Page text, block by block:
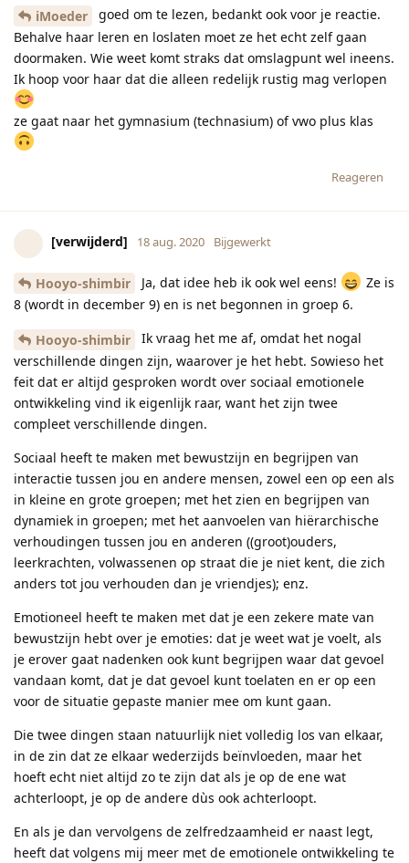
iMoeder
goed om te lezen, bedankt ook voor je reactie.
Behalve haar leren en loslaten moet ze het echt zelf gaan
doormaken. Wie weet komt straks dat omslagpunt wel ineens.
Ik hoop voor haar dat die alleen redelijk rustig mag verlopen
ze gaat naar het gymnasium (technasium) of vwo plus klas
Reageren
[verwijderd] 18 aug. 2020 Bijgewerkt
Hooyo-shimbir Ja, dat idee heb ik ook wel eens!
Ze is
8 (wordt in december 9) en is net begonnen in groep 6.
Hooyo-shimbir
Ik vraag het me af, omdat het nogal
verschillende dingen zijn, waarover je het hebt. Sowieso het
feit dat er altijd gesproken wordt over sociaal emotionele
ontwikkeling vind ik eigenlijk raar, want het zijn twee
compleet verschillende dingen.
Sociaal heeft te maken met bewustzijn en begrijpen van
interactie tussen jou en andere mensen, zowel een op een als
in kleine en grote groepen; met het zien en begrijpen van
dynamiek in groepen; met het aanvoelen van hiërarchische
verhoudingen tussen jou en anderen ((groot)ouders,
leerkrachten, volwassenen op straat die je niet kent, die zich
anders tot jou verhouden dan je vriendjes); enz.
Emotioneel heeft te maken met dat je een zekere mate van
bewustzijn hebt over je emoties: dat je weet wat je voelt, als
je erover gaat nadenken ook kunt begrijpen waar dat gevoel
vandaan komt, dat je dat gevoel kunt toelaten en er op een
voor de situatie gepaste manier mee om kunt gaan.
Die twee dingen staan natuurlijk niet volledig los van elkaar,
in de zin dat ze elkaar wederzijds beïnvloeden, maar het
hoeft echt niet altijd zo te zijn dat als je op de ene wat
achterloopt, je op de andere dùs ook achterloopt.
En als je dan vervolgens de zelfredzaamheid er naast legt,
heeft dat volgens mij meer met de emotionele ontwikkeling te